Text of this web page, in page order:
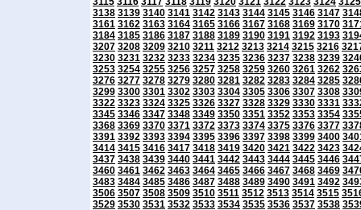
3138 3139 3140 3141 3142 3143 3144 3145 3146 3147
3161 3162 3163 3164 3165 3166 3167 3168 3169 3170
3184 3185 3186 3187 3188 3189 3190 3191 3192 3193
3207 3208 3209 3210 3211 3212 3213 3214 3215 3216
3230 3231 3232 3233 3234 3235 3236 3237 3238 3239
3253 3254 3255 3256 3257 3258 3259 3260 3261 3262
3276 3277 3278 3279 3280 3281 3282 3283 3284 3285
3299 3300 3301 3302 3303 3304 3305 3306 3307 3308
3322 3323 3324 3325 3326 3327 3328 3329 3330 3331
3345 3346 3347 3348 3349 3350 3351 3352 3353 3354
3368 3369 3370 3371 3372 3373 3374 3375 3376 3377
3391 3392 3393 3394 3395 3396 3397 3398 3399 3400
3414 3415 3416 3417 3418 3419 3420 3421 3422 3423
3437 3438 3439 3440 3441 3442 3443 3444 3445 3446
3460 3461 3462 3463 3464 3465 3466 3467 3468 3469
3483 3484 3485 3486 3487 3488 3489 3490 3491 3492
3506 3507 3508 3509 3510 3511 3512 3513 3514 3515
3529 3530 3531 3532 3533 3534 3535 3536 3537 3538